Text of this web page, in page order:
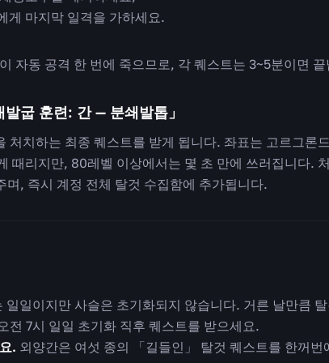
게 마지막 일격을 가하세요.
자동 공격 한 번에 죽으므로, 각 퀘스트는 3~5분이면
굽 훈련: 간 — 분쇄발톱」
처치하는 최종 퀘스트를 받게 됩니다. 좌표는 고르그론
때리지만, 80레벨 이상에서는 몇 초 만에 쓰러집니다.
며, 즉시 계정 전체 탈것 수집함에 추가됩니다.
일이지만 사슬은 초기화되지 않습니다. 거른 날만큼
전 7시 일일 초기화 직후 퀘스트를 받으세요.
. 외양간은 여섯 종의 「길들인」 탈것 퀘스트를 한꺼